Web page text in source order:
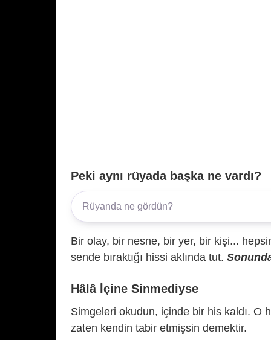
Peki aynı rüyada başka ne vardı?
Bir olay, bir nesne, bir yer, bir kişi...
sende bıraktığı hissi aklında tut.
Hâlâ İçine Sinmediyse
Simgeleri okudun, içinde bir his kaldı. O
zaten kendin tabir etmişsin demektir.